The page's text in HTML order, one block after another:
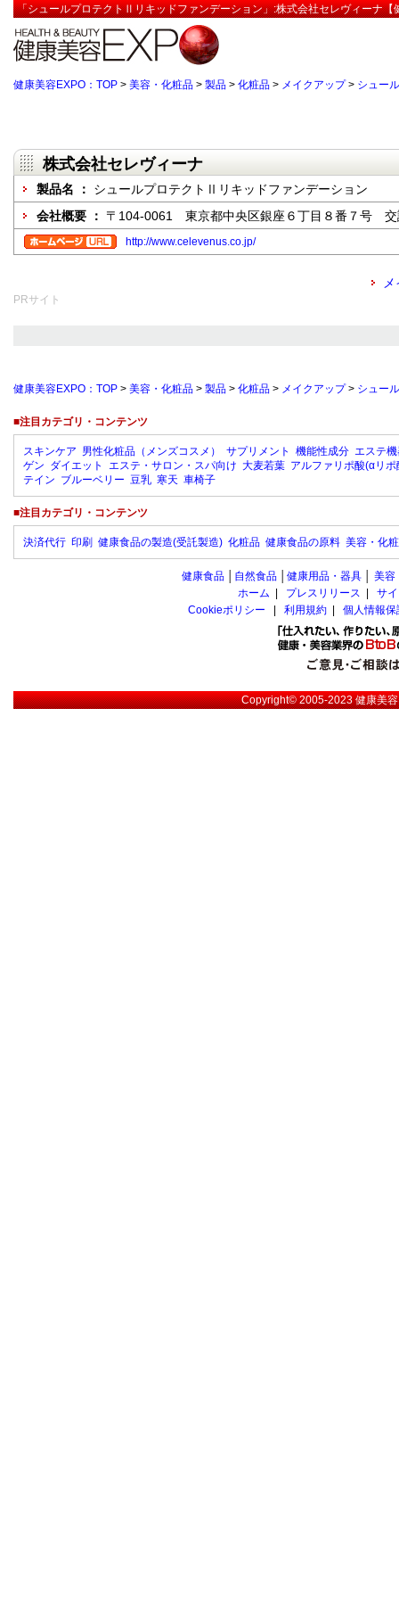
「シュールプロテクトⅡリキッドファンデーション」:株式会社セレヴィーナ【
健康美容EXPO：TOP > 美容・化粧品 > 製品 > 化粧品 > メイクアップ> シュー
株式会社セレヴィーナ
製品名 ： シュールプロテクトⅡリキッドファンデーション
会社概要 ： 〒104-0061 東京都中央区銀座６丁目８番７号 交
http://www.celevenus.co.jp/
PRサイト
健康美容EXPO：TOP > 美容・化粧品 > 製品 > 化粧品 > メイクアップ> シュー
■注目カテゴリ・コンテンツ
スキンケア 男性化粧品（メンズコスメ） サプリメント 機能性成分 エステ
ゲン ダイエット エステ・サロン・スパ向け 大麦若葉 アルファリポ酸(αリポ
テイン ブルーベリー 豆乳 寒天 車椅子
■注目カテゴリ・コンテンツ
決済代行 印刷 健康食品の製造(受託製造) 化粧品 健康食品の原料 美容・化
健康食品 自然食品 健康用品・器具 美容
ホーム
プレスリリース
サ
Cookieポリシー
利用規約 個人情報
Copyright© 2005-2023健康美